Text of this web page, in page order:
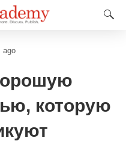
ago
которую